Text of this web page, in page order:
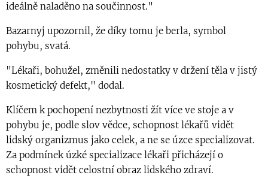
ideálně naladěno na součinnost."
Bazarnyj upozornil, že díky tomu je berla, symbol
pohybu, svatá.
"Lékaři, bohužel, změnili nedostatky v držení těla v jistý
kosmetický defekt," dodal.
Klíčem k pochopení nezbytnosti žít více ve stoje a v
pohybu je, podle slov vědce, schopnost lékařů vidět
lidský organizmus jako celek, a ne se úzce specializovat.
Za podmínek úzké specializace lékaři přicházejí o
schopnost vidět celostní obraz lidského zdraví.